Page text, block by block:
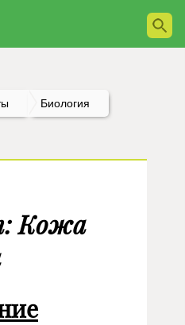
Биология
Кожа